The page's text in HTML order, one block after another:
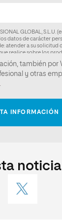
noticia